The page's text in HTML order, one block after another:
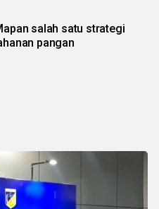
salah satu strategi
pangan